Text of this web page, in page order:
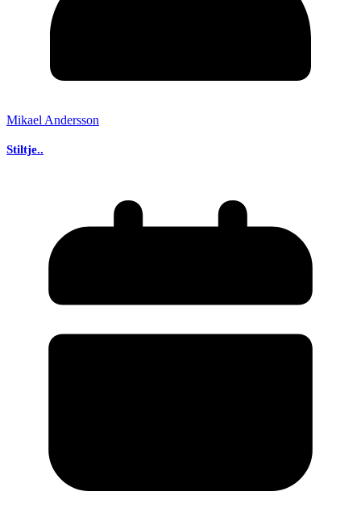
Mikael Andersson
Stiltje..